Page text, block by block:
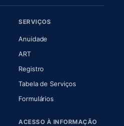
nova aba)
em nova aba)
SERVIÇOS
Anuidade
ART(abre em nova aba)
Registro
Tabela de Serviços
Formulários
ACESSO À INFORMAÇÃO